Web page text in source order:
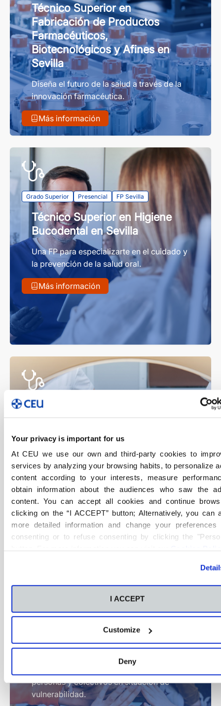
Your privacy is important for us
At CEU we use our own and third-party cookies to
services by analyzing your browsing habits, to personalize
content according to your interests, measure
obtain information about the audiences who saw the
content. You can accept all cookies and continue
clicking on the “I ACCEPT” button; Alternatively, you can
more detailed information and change your preferences
consenting or to refuse consenting by clicking the
I ACCEPT
Customize
Deny
Técnico Superior en
Fabricación de Productos
Farmacéuticos,
Biotecnológicos y Afines en
Sevilla
Diseña el futuro de la salud a través de la
innovación farmacéutica.
Más información
Grado Superior Presencial FP Sevilla
Técnico Superior en Higiene
Bucodental en Sevilla
Una FP para especializarte en el cuidado y
la prevención de la salud oral.
Más información
Grado Superior
para el Diagnóstico y Medicina
Nuclear en Sevilla
Una FP para especializarte en técnicas
avanzadas de imagen médica y
radiodiagnóstico.
Más información
Grado Superior Presencial FP Sevilla
Técnico Superior en
Integración Social en Sevilla
personas y colectivos en situación de
vulnerabilidad.